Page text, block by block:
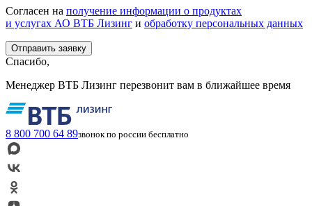
Согласен на получение информации о продуктах
и услугах АО ВТБ Лизинг и обработку персональных данных
Спасибо,
Менеджер ВТБ Лизинг перезвонит вам в ближайшее время
8 800 700 64 89звонок по россии бесплатно